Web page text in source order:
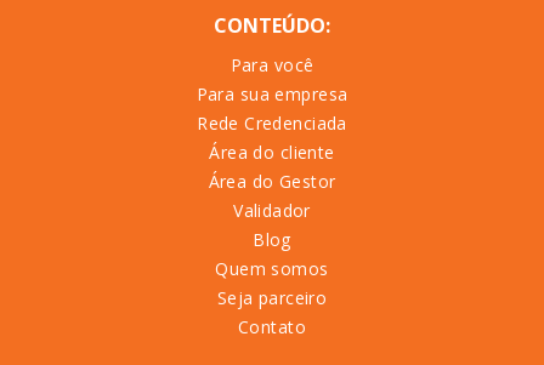
CONTEÚDO:
Para você
Para sua empresa
Rede Credenciada
Área do cliente
Área do Gestor
Validador
Blog
Quem somos
Seja parceiro
Contato